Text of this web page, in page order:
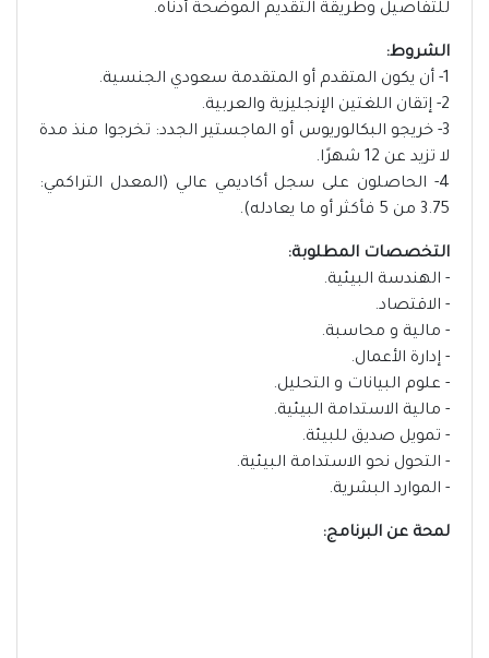
للتفاصيل وطريقة التقديم الموضحة أدناه.
الشروط:
1- أن يكون المتقدم أو المتقدمة سعودي الجنسية.
2- إتقان اللغتين الإنجليزية والعربية.
3- خريجو البكالوريوس أو الماجستير الجدد: تخرجوا منذ مدة
لا تزيد عن 12 شهرًا.
4- الحاصلون على سجل أكاديمي عالي (المعدل التراكمي:
3.75 من 5 فأكثر أو ما يعادله).
التخصصات المطلوبة:
- الهندسة البيئية.
- الاقتصاد.
- مالية و محاسبة.
- إدارة الأعمال.
- علوم البيانات و التحليل.
- مالية الاستدامة البيئية.
- تمويل صديق للبيئة.
- التحول نحو الاستدامة البيئية.
- الموارد البشرية.
لمحة عن البرنامج: